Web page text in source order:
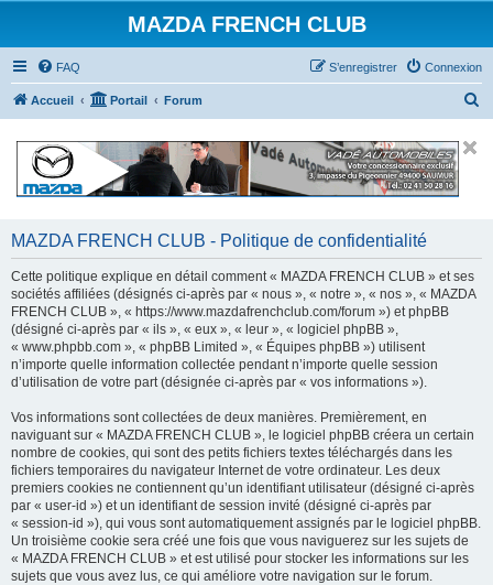
MAZDA FRENCH CLUB
FAQ Connexion
S’enregistrer
Accueil Portail Forum
c
MAZDA FRENCH CLUB - Politique de confidentialité
Cette politique explique en détail comment « MAZDA FRENCH CLUB » et ses
sociétés affiliées (désignés ci-après par « nous », « notre », « nos », « MAZDA
FRENCH CLUB », « https://www.mazdafrenchclub.com/forum ») et phpBB
(désigné ci-après par « ils », « eux », « leur », « logiciel phpBB »,
« www.phpbb.com », « phpBB Limited », « Équipes phpBB ») utilisent
n’importe quelle information collectée pendant n’importe quelle session
d’utilisation de votre part (désignée ci-après par « vos informations »).
Vos informations sont collectées de deux manières. Premièrement, en
naviguant sur « MAZDA FRENCH CLUB », le logiciel phpBB créera un certain
nombre de cookies, qui sont des petits fichiers textes téléchargés dans les
fichiers temporaires du navigateur Internet de votre ordinateur. Les deux
premiers cookies ne contiennent qu’un identifiant utilisateur (désigné ci-après
par « user-id ») et un identifiant de session invité (désigné ci-après par
« session-id »), qui vous sont automatiquement assignés par le logiciel phpBB.
Un troisième cookie sera créé une fois que vous naviguerez sur les sujets de
« MAZDA FRENCH CLUB » et est utilisé pour stocker les informations sur les
sujets que vous avez lus, ce qui améliore votre navigation sur le forum.